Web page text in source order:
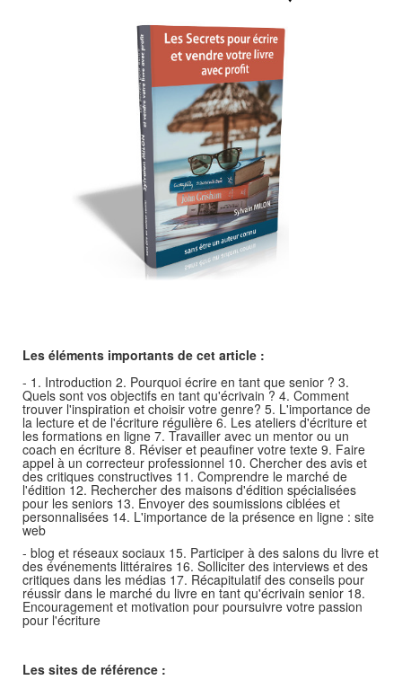
Les éléments importants de cet article :
- 1. Introduction 2. Pourquoi écrire en tant que senior ? 3.
Quels sont vos objectifs en tant qu'écrivain ? 4. Comment
trouver l'inspiration et choisir votre genre? 5. L'importance de
la lecture et de l'écriture régulière 6. Les ateliers d'écriture et
les formations en ligne 7. Travailler avec un mentor ou un
coach en écriture 8. Réviser et peaufiner votre texte 9. Faire
appel à un correcteur professionnel 10. Chercher des avis et
des critiques constructives 11. Comprendre le marché de
l'édition 12. Rechercher des maisons d'édition spécialisées
pour les seniors 13. Envoyer des soumissions ciblées et
personnalisées 14. L'importance de la présence en ligne : site
web
- blog et réseaux sociaux 15. Participer à des salons du livre et
des événements littéraires 16. Solliciter des interviews et des
critiques dans les médias 17. Récapitulatif des conseils pour
réussir dans le marché du livre en tant qu'écrivain senior 18.
Encouragement et motivation pour poursuivre votre passion
pour l'écriture
Les sites de référence :